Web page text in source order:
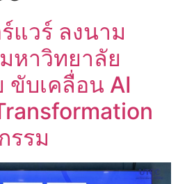
แวร์ ลงนาม
หาวิทยาลัย
ขับเคลื่อน AI
รรม